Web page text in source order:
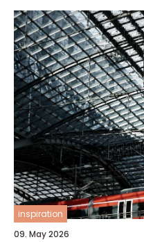
inspiration
09. May 2026